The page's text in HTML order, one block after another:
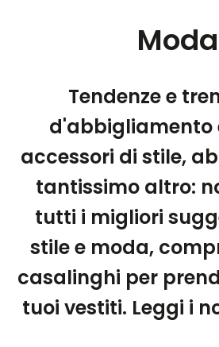
Moda
Tendenze e
d'abbigliamento
accessori di stile,
tantissimo altro:
tutti i migliori
stile e moda,
casalinghi per
tuoi vestiti. Leggi i